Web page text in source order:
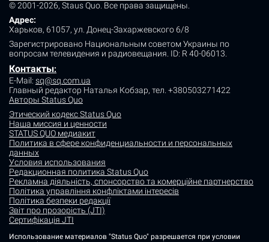
© 2001-2026, Staus Quo. Все права защищены.
Адрес:
Харьков, 61057, ул. Донец-Захаржевского 6/8
Зарегистрировано Национальным советом Украины по
вопросам телевидения и радиовещания. ID: R 40-06013.
Контакты:
E-Mail: sq@sq.com.ua
Главный редактор Наталья Кобзар, тел. +380503271422
Авторы Status Quo
Этический кодекс Status Quo
Наша миссия и ценности
STATUS QUO медиакит
Политика в сфере конфиденциальности и персональных
данных
Условия использования
Редакционная политика Status Quo
Рекламна діяльність, спонсорство та комерційне партнерство
Політика управління конфліктами інтересів
Політика безпеки редакції
Звіт про прозорість (JTI)
Сертифікація JTI
Использование материалов "Status Quo" разрешается при условии